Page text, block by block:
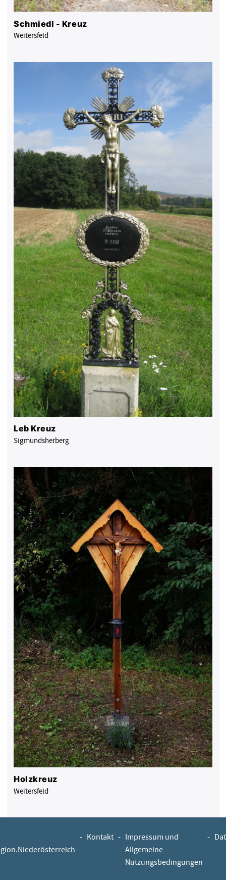
Schmiedl - Kreuz
Weitersfeld
Leb Kreuz
Sigmundsherberg
Holzkreuz
Weitersfeld
- Kontakt - Impressum und
Allgemeine
Nutzungsbedingungen
-